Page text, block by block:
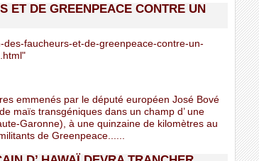
ET DE GREENPEACE CONTRE UN
faucheurs-et-de-greenpeace-contre-un-
emmenés par le député européen José Bové
maïs transgéniques dans un champ d’ une
Garonne), à une quinzaine de kilomètres au
de Greenpeace......